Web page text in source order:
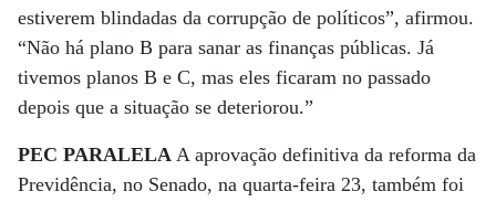
estiverem blindadas da corrupção de políticos”, afirmou.
“Não há plano B para sanar as finanças públicas. Já
tivemos planos B e C, mas eles ficaram no passado
depois que a situação se deteriorou.”
PEC PARALELA A aprovação definitiva da reforma da
Previdência, no Senado, na quarta-feira 23, também foi